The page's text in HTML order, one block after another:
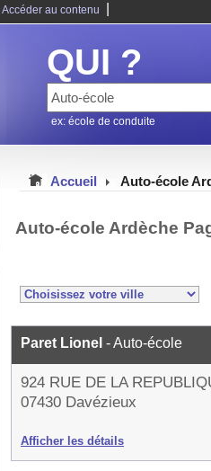
Accéder au contenu
QUI ?
ex: école de conduite
Accueil Auto-école
Auto-école Ardèche
Paret Lionel - Auto-école
924 RUE DE LA
07430 Davézieux
Afficher les détails